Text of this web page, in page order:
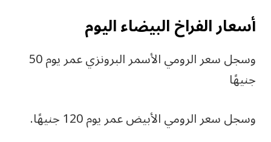
أسعار الفراخ البيضاء اليوم
وسجل سعر الرومي الأسمر البرونزي عمر يوم 50
جنيهًا
وسجل سعر الرومي الأبيض عمر يوم 120 جنيهًا.